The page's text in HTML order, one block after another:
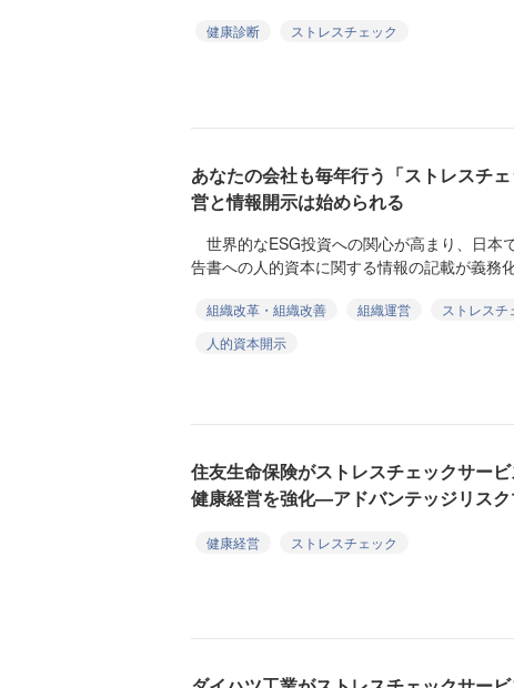
健康診断
ストレスチェック
あなたの会社も毎年行う「ストレスチ
営と情報開示は始められる
世界的なESG投資への関心が高まり、日本
告書への人的資本に関する情報の記載が義務
組織改革・組織改善 組織運営 ストレスチ
人的資本開示
住友生命保険がストレスチェックサー
健康経営を強化—アドバンテッジリスク
健康経営
ストレスチェック